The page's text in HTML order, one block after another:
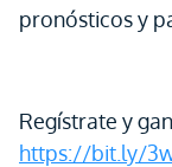
pronósticos y
Regístrate y
https://bit.ly/